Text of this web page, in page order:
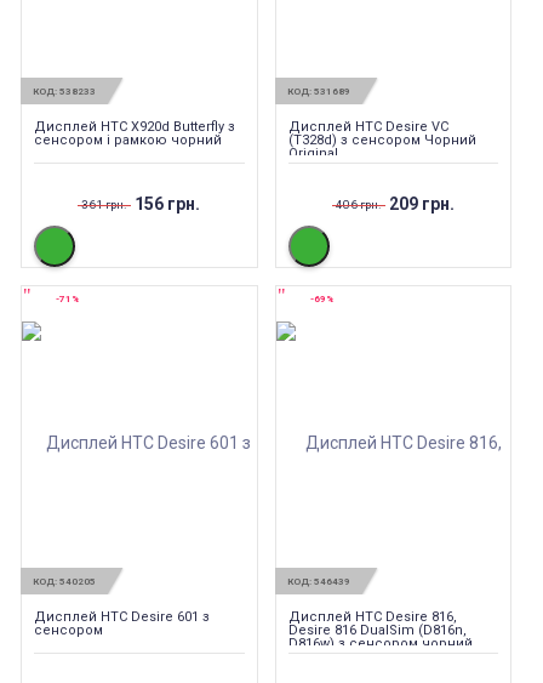
КОД: 538233
Дисплей HTC X920d Butterfly з
сенсором і рамкою чорний
361 грн. 156 грн.
КОД: 531689
Дисплей HTC Desire VC
(T328d) з сенсором Чорний
Original
406 грн. 209 грн.
КОД: 540205
-71%
Дисплей HTC Desire 601 з
сенсором
КОД: 546439
-69%
Дисплей HTC Desire 816,
Desire 816 DualSim (D816n,
D816w) з сенсором чорний